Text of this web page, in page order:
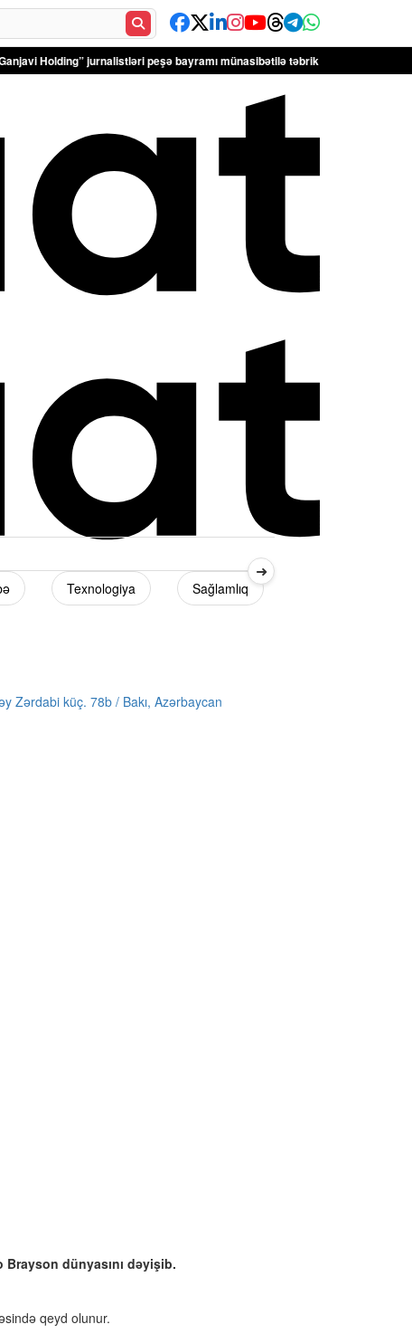
peşə bayramı münasibətilə təbrik edib – FOTOLAR
Texnologiya Sağlamlıq
➜
Zərdabi küç. 78b / Bakı, Azərbaycan
dünyasını dəyişib.
qeyd olunur.